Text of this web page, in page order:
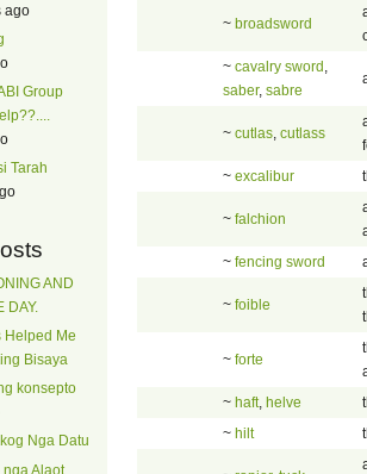
ago
Group
Tarah
AND
DAY.
Helped Me
Bisaya
konsepto
Nga Datu
Alaot
~ broadsword
~ cavalry sword
saber, sabre
~ cutlas cutlass
~ excalibur
~ falchion
~ fencing sword
~ foible
~ forte
~ haft, helve
~ hilt